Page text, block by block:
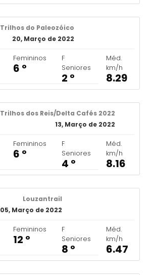
Trilhos do Paleozóico
20, Março de 2022
Femininos
6 º
F
Seniores
2 º
Méd.
km/h
8.29
Trilhos dos Reis/Delta Cafés 2022
13, Março de 2022
Femininos
6 º
F
Seniores
4 º
Méd.
km/h
8.16
Louzantrail
05, Março de 2022
Femininos
12 º
F
Seniores
8 º
Méd.
km/h
6.47